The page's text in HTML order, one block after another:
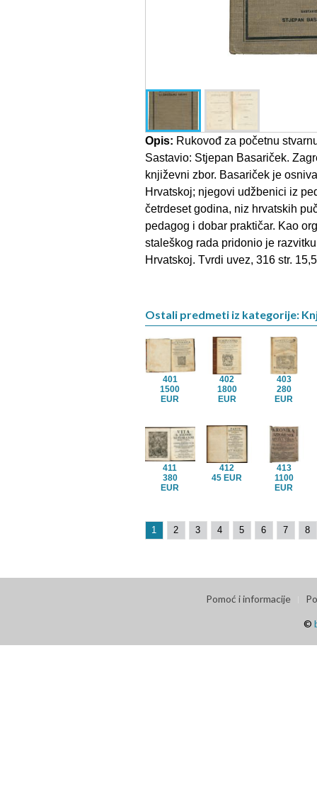
Opis: Rukovođ za početnu
Sastavio: Stjepan Basariček.
književni zbor. Basariček je
Hrvatskoj; njegovi udžbenici iz
četrdeset godina, niz hrvatskih
pedagog i dobar praktičar. Kao
staleškog rada pridonio je
Hrvatskoj. Tvrdi uvez, 316 str.
Ostali predmeti iz kategorije:
401
1500
EUR
402
1800
EUR
403
280
EUR
411
380
EUR
412
45 EUR
413
1100
EUR
1 2 3 4 5 6 7 8
Pomoć i informacije
©